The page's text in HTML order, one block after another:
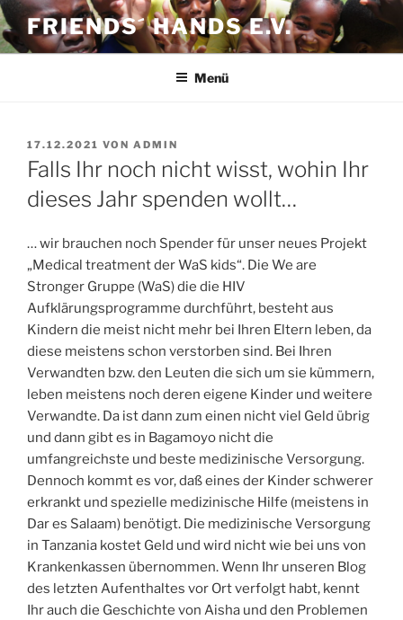
Zum
Inhalt
springen
FRIENDS´ HANDS E.V.
Menü
VERÖFFENTLICHT
AM
17.12.2021 VON ADMIN
Falls Ihr noch nicht wisst, wohin Ihr
dieses Jahr spenden wollt…
… wir brauchen noch Spender für unser neues Projekt
„Medical treatment der WaS kids“. Die We are
Stronger Gruppe (WaS) die die HIV
Aufklärungsprogramme durchführt, besteht aus
Kindern die meist nicht mehr bei Ihren Eltern leben, da
diese meistens schon verstorben sind. Bei Ihren
Verwandten bzw. den Leuten die sich um sie kümmern,
leben meistens noch deren eigene Kinder und weitere
Verwandte. Da ist dann zum einen nicht viel Geld übrig
und dann gibt es in Bagamoyo nicht die
umfangreichste und beste medizinische Versorgung.
Dennoch kommt es vor, daß eines der Kinder schwerer
erkrankt und spezielle medizinische Hilfe (meistens in
Dar es Salaam) benötigt. Die medizinische Versorgung
in Tanzania kostet Geld und wird nicht wie bei uns von
Krankenkassen übernommen. Wenn Ihr unseren Blog
des letzten Aufenthaltes vor Ort verfolgt habt, kennt
Ihr auch die Geschichte von Aisha und den Problemen